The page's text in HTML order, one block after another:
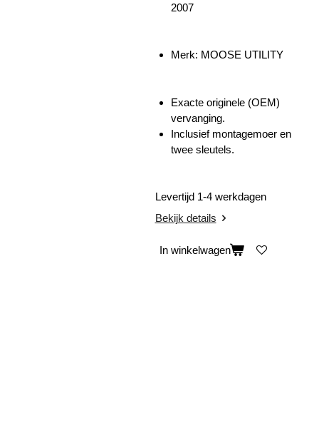
2007
Merk: MOOSE UTILITY
Exacte originele (OEM)
vervanging.
Inclusief montagemoer en
twee sleutels.
Levertijd 1-4 werkdagen
Bekijk details
In winkelwagen